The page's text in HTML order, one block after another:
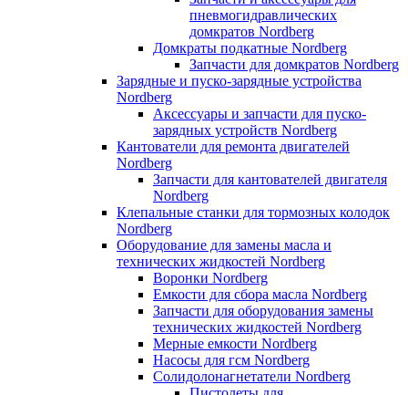
пневмогидравлических
домкратов Nordberg
Домкраты подкатные Nordberg
Запчасти для домкратов Nordberg
Зарядные и пуско-зарядные устройства
Nordberg
Аксессуары и запчасти для пуско-
зарядных устройств Nordberg
Кантователи для ремонта двигателей
Nordberg
Запчасти для кантователей двигателя
Nordberg
Клепальные станки для тормозных колодок
Nordberg
Оборудование для замены масла и
технических жидкостей Nordberg
Воронки Nordberg
Емкости для сбора масла Nordberg
Запчасти для оборудования замены
технических жидкостей Nordberg
Мерные емкости Nordberg
Насосы для гсм Nordberg
Солидолонагнетатели Nordberg